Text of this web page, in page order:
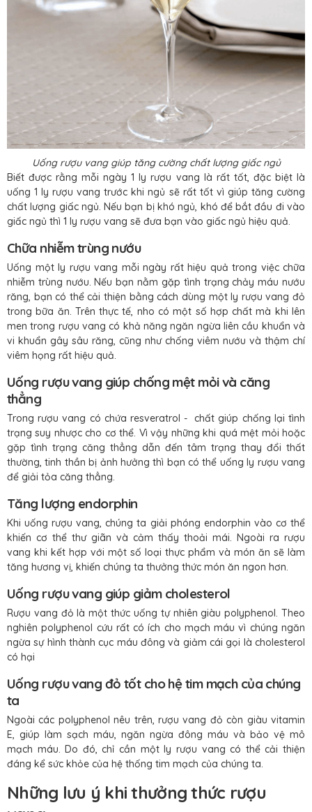
Uống rượu vang giúp tăng cường chất lượng giấc ngủ
Biết được rằng mỗi ngày 1 ly rượu vang là rất tốt, đặc biệt là
uống 1 ly rượu vang trước khi ngủ sẽ rất tốt vì giúp tăng cường
chất lượng giấc ngủ. Nếu bạn bị khó ngủ, khó để bắt đầu đi vào
giấc ngủ thì 1 ly rượu vang sẽ đưa bạn vào giấc ngủ hiệu quả.
Chữa nhiễm trùng nướu
Uống một ly rượu vang mỗi ngày rất hiệu quả trong việc chữa
nhiễm trùng nướu. Nếu bạn nằm gặp tình trạng chảy máu nướu
răng, bạn có thể cải thiện bằng cách dùng một ly rượu vang đỏ
trong bữa ăn. Trên thực tế, nho có một số hợp chất mà khi lên
men trong rượu vang có khả năng ngăn ngừa liên cầu khuẩn và
vi khuẩn gây sâu răng, cũng như chống viêm nướu và thậm chí
viêm họng rất hiệu quả.
Uống rượu vang giúp chống mệt mỏi và căng
thẳng
Trong rượu vang có chứa resveratrol - chất giúp chống lại tình
trạng suy nhược cho cơ thể. Vì vậy những khi quá mệt mỏi hoặc
gặp tình trạng căng thẳng dẫn đến tâm trạng thay đổi thất
thường, tinh thần bị ảnh hưởng thì bạn có thể uống ly rượu vang
để giải tỏa căng thẳng.
Tăng lượng endorphin
Khi uống rượu vang, chúng ta giải phóng endorphin vào cơ thể
khiến cơ thể thư giãn và cảm thấy thoải mái. Ngoài ra rượu
vang khi kết hợp với một số loại thực phẩm và món ăn sẽ làm
tăng hương vị, khiến chúng ta thưởng thức món ăn ngon hơn.
Uống rượu vang giúp giảm cholesterol
Rượu vang đỏ là một thức uống tự nhiên giàu polyphenol. Theo
nghiên polyphenol cứu rất có ích cho mạch máu vì chúng ngăn
ngừa sự hình thành cục máu đông và giảm cái gọi là cholesterol
có hại
Uống rượu vang đỏ tốt cho hệ tim mạch của chúng
ta
Ngoài các polyphenol nêu trên, rượu vang đỏ còn giàu vitamin
E, giúp làm sạch máu, ngăn ngừa đông máu và bảo vệ mô
mạch máu. Do đó, chỉ cần một ly rượu vang có thể cải thiện
đáng kể sức khỏe của hệ thống tim mạch của chúng ta.
Những lưu ý khi thưởng thức rượu